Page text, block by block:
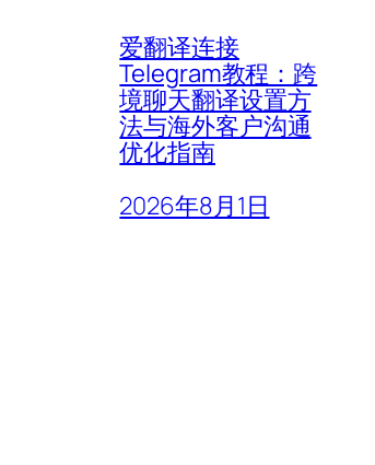
爱翻译连接
Telegram教程：跨
境聊天翻译设置方
法与海外客户沟通
优化指南
2026年8月1日